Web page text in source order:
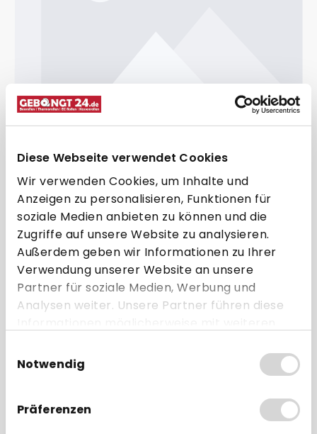
Diese Webseite verwendet Cookies
Wir verwenden Cookies, um Inhalte und
Anzeigen zu personalisieren, Funktionen für
soziale Medien anbieten zu können und die
Zugriffe auf unsere Website zu analysieren.
Außerdem geben wir Informationen zu Ihrer
Verwendung unserer Website an unsere
Partner für soziale Medien, Werbung und
Analysen weiter. Unsere Partner führen diese
haben oder die sie im Rahmen Ihrer Nutzung
der Dienste gesammelt haben.
Notwendig
Präferenzen
10.000,00 €*
In den Warenkorb
Staffelpreise zzgl. MwSt.
Versandbedingungen
Haben Sie noch Wünsche?
Besonders hohe Stückzahlen zu Palettenpreisen? Spezialgrößen
oder Bonrollen in individuellem Design? Andere
Sonderwünsche?
Jetzt Angebot anfordern!
Artikel-Nr.:
zub_01985b60dc0b79f2a47c5e4af30d4f4a